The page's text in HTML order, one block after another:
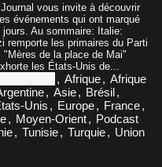
vous invite à découvrir
événements qui ont marqué
Au sommaire: Italie:
remporte les primaires du Parti
de la place de Mai"
les États-Unis de...
, Afrique, Afrique
, Asie, Brésil,
Unis , Europe, France,
, Moyen-Orient, Podcast
, Tunisie, Turquie, Union